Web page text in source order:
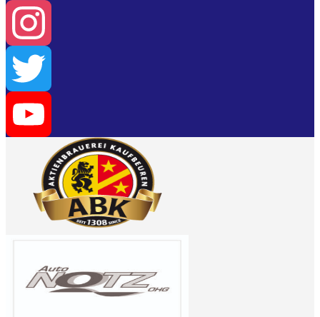
Facebook
Instagram
Twitter
YouTube
Channel